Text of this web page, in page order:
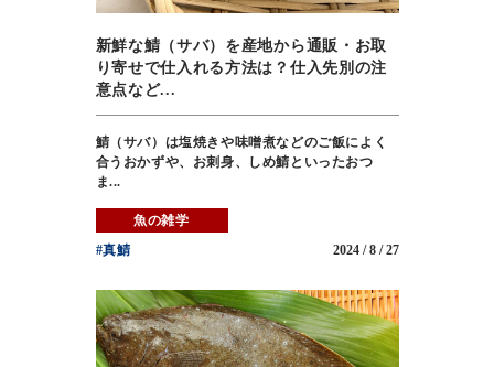
新鮮な鯖（サバ）を産地から通販・お取
り寄せで仕入れる方法は？仕入先別の注
意点など...
鯖（サバ）は塩焼きや味噌煮などのご飯によく
合うおかずや、お刺身、しめ鯖といったおつ
ま...
魚の雑学
#真鯖
2024 / 8 / 27